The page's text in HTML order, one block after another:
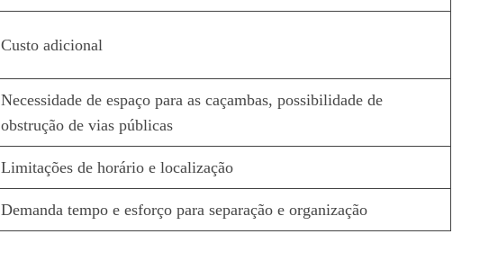
Custo adicional
Necessidade de espaço para as caçambas, possibilidade de
obstrução de vias públicas
Limitações de horário e localização
Demanda tempo e esforço para separação e organização